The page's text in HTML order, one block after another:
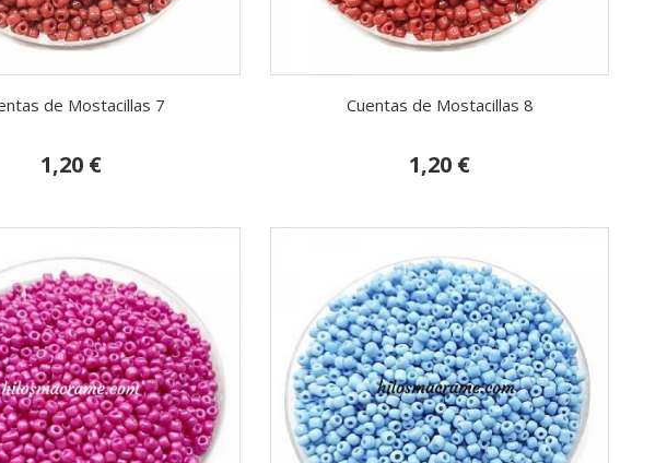
de Mostacillas 7
1,20 €
Cuentas de Mostacillas 8
1,20 €